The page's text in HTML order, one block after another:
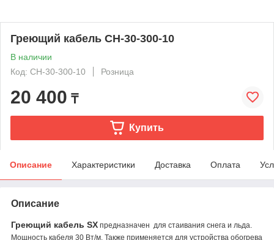
Греющий кабель СН-30-300-10
В наличии
Код: СН-30-300-10
Розница
20 400 ₸
Купить
Описание Характеристики Доставка Оплата
Описание
Греющий кабель SX предназначен для стаивания снега и льда.
Мощность кабеля 30 Вт/м. Также применяется для устройства обогрева